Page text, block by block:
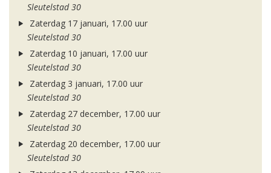
Sleutelstad 30
Zaterdag 17 januari, 17.00 uur
Sleutelstad 30
Zaterdag 10 januari, 17.00 uur
Sleutelstad 30
Zaterdag 3 januari, 17.00 uur
Sleutelstad 30
Zaterdag 27 december, 17.00 uur
Sleutelstad 30
Zaterdag 20 december, 17.00 uur
Sleutelstad 30